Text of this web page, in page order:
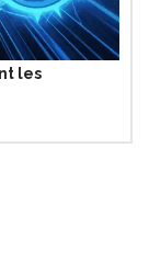
les